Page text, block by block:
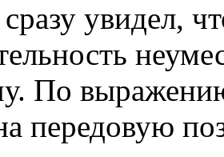
увидел,
По
передовую